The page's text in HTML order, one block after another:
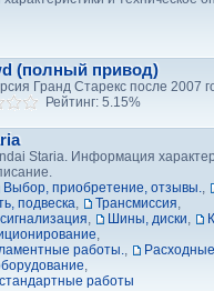
(полный привод)
Гранд Старекс после 2007
Рейтинг: 5.15%
Staria. Информация
Выбор, приобретение, отзывы.,
подвеска, Трансмиссия,
, Шины, диски,
,
работы.,
,
работы